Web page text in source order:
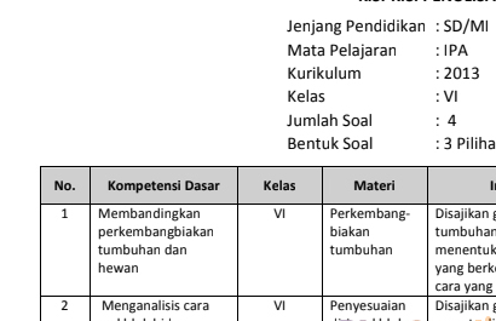
lengkap menyusun kisi
ujian kelas 4 kd 3.1 dengan
format kurikulum
langkah-langkah, dan
pengembangan soal